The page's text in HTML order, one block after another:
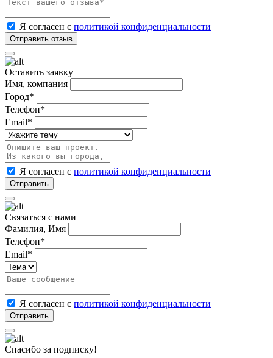
Я согласен с политикой конфиденциальности
Оставить заявку
Имя, компания
Город*
Телефон*
Email*
Я согласен с политикой конфиденциальности
Связаться с нами
Фамилия, Имя
Телефон*
Email*
Я согласен с политикой конфиденциальности
Спасибо за подписку!